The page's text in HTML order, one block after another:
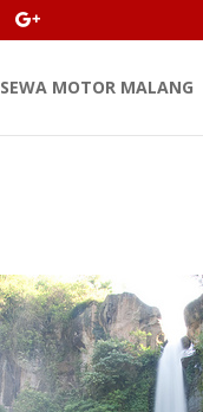
SEWA MOTOR MALANG